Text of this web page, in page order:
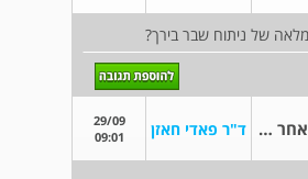
של ניתוח שבר בירך?
החלמה לאחר שבר בירך ד"ר פאדי חאזן
29/09
09:01